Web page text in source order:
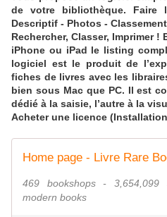
de votre bibliothèque. Faire
Descriptif - Photos -
Rechercher, Classer, Imprimer
iPhone ou iPad le listing
logiciel est le produit de
fiches de livres avec les
bien sous Mac que PC. Il est
dédié à la saisie, l’autre à la
Acheter une licence
Home page - Livre Rare
469 bookshops - 3,654,099
modern books